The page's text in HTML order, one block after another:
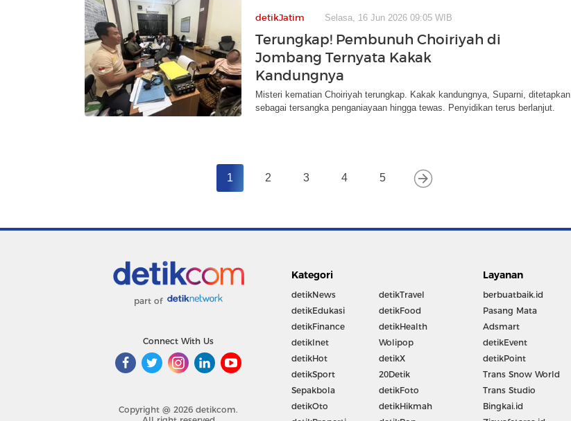
detikJatim Selasa, 16 Jun 2026 09:05 WIB
Terungkap! Pembunuh Choiriyah di
Jombang Ternyata Kakak
Kandungnya
Misteri kematian Choiriyah terungkap. Kakak kandungnya, Suparni, ditetapkan
sebagai tersangka penganiayaan hingga tewas. Penyidikan terus berlanjut.
1 2 3 4 5
part of
Connect With Us
Copyright @ 2026 detikcom.
Kategori
detikNews
detikEdukasi
detikFinance
detikInet
detikHot
detikSport
Sepakbola
detikOto
detikTravel
detikFood
detikHealth
Wolipop
detikX
20Detik
detikFoto
detikHikmah
Layanan
berbuatbaik.id
Pasang Mata
Adsmart
detikEvent
detikPoint
Trans Snow World
Trans Studio
Bingkai.id